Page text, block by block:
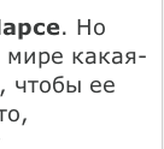
. Но
мире какая-
чтобы ее